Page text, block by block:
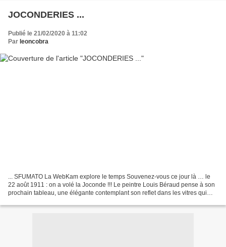
JOCONDERIES ...
Publié le 21/02/2020 à 11:02
Par leoncobra
... SFUMATO La WebKam explore le temps Souvenez-vous ce jour là … le
22 août 1911 : on a volé la Joconde !!! Le peintre Louis Béraud pense à son
prochain tableau, une élégante contemplant son reflet dans les vitres qui